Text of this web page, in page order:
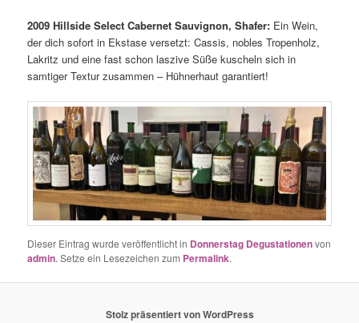
2009 Hillside Select Cabernet Sauvignon, Shafer: Ein Wein,
der dich sofort in Ekstase versetzt: Cassis, nobles Tropenholz,
Lakritz und eine fast schon laszive Süße kuscheln sich in
samtiger Textur zusammen – Hühnerhaut garantiert!
Dieser Eintrag wurde veröffentlicht in Donnerstag Degustationenvon
admin. Setze ein Lesezeichen zum Permalink.
Stolz präsentiert von WordPress